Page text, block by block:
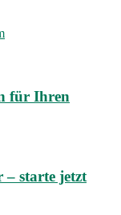
für Ihren
starte jetzt